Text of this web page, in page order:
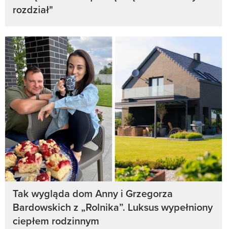
rozdział"
Tak wygląda dom Anny i Grzegorza
Bardowskich z „Rolnika”. Luksus wypełniony
ciepłem rodzinnym